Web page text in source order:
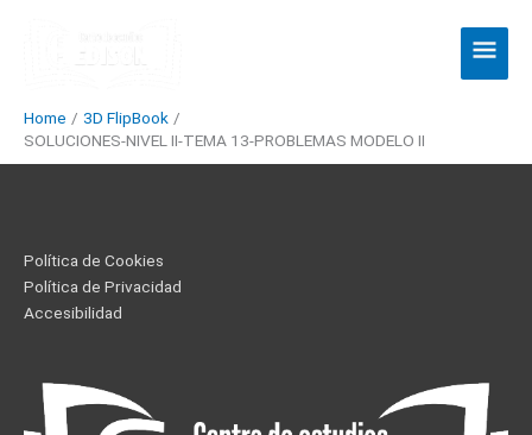
Main
Menu
Home
3D FlipBook
SOLUCIONES-NIVEL II-TEMA 13-PROBLEMAS MODELO II
Política de Cookies
Política de Privacidad
Accesibilidad